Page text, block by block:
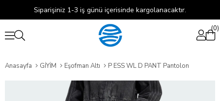
Siparişiniz 1-3 iş günü içerisinde kargolanacaktır.
0
Anasayfa GİYİM Eşofman Altı P ESS WL D PANT Pantolon